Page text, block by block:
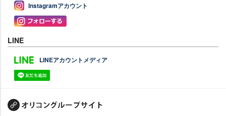
Instagramアカウント
LINE
LINEアカウントメディア